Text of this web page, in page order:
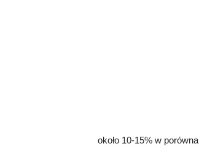
około 10-15% w